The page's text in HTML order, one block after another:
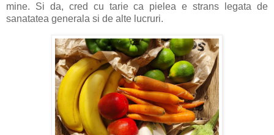
mine. Si da, cred cu tarie ca pielea e strans legata de
sanatatea generala si de alte lucruri.